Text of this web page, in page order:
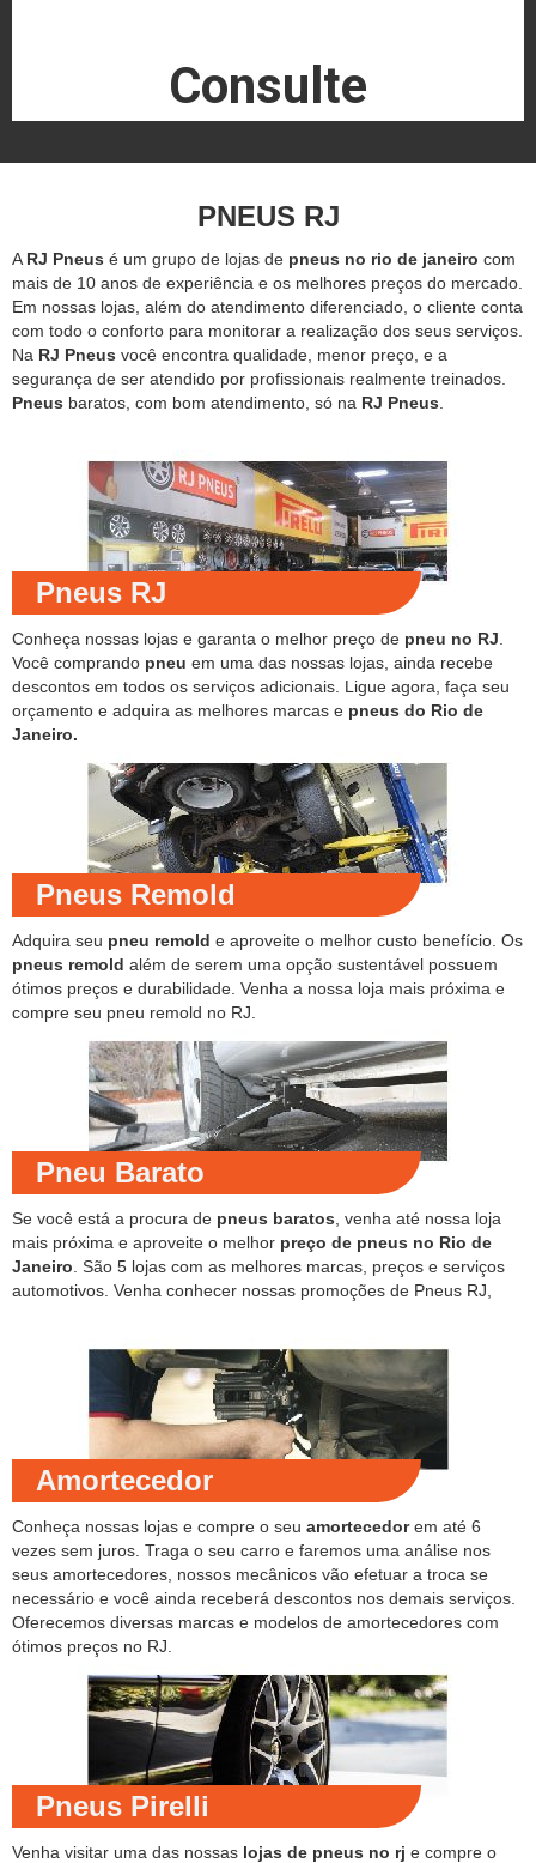
Consulte
PNEUS RJ
A RJ Pneus é um grupo de lojas de pneus no rio de janeiro com
mais de 10 anos de experiência e os melhores preços do mercado.
Em nossas lojas, além do atendimento diferenciado, o cliente conta
com todo o conforto para monitorar a realização dos seus serviços.
Na RJ Pneus você encontra qualidade, menor preço, e a
segurança de ser atendido por profissionais realmente treinados.
Pneus baratos, com bom atendimento, só na RJ Pneus
Pneus RJ
Conheça nossas lojas e garanta o melhor preço de pneu no RJ
Você comprando pneu em uma das nossas lojas, ainda recebe
descontos em todos os serviços adicionais. Ligue agora, faça seu
orçamento e adquira as melhores marcas e pneus do Rio de
Janeiro.
Pneus Remold
Adquira seu pneu remold e aproveite o melhor custo benefício. Os
pneus remold além de serem uma opção sustentável possuem
ótimos preços e durabilidade. Venha a nossa loja mais próxima e
compre seu pneu remold no RJ.
Pneu Barato
Se você está a procura de pneus baratos , venha até nossa loja
mais próxima e aproveite o melhor preço de pneus no Rio de
Janeiro . São 5 lojas com as melhores marcas, preços e serviços
automotivos. Venha conhecer nossas promoções de Pneus RJ,
Amortecedor
Conheça nossas lojas e compre o seu amortecedorem até 6
vezes sem juros. Traga o seu carro e faremos uma análise nos
seus amortecedores, nossos mecânicos vão efetuar a troca se
necessário e você ainda receberá descontos nos demais serviços.
Oferecemos diversas marcas e modelos de amortecedores com
ótimos preços no RJ.
Pneus Pirelli
Venha visitar uma das nossas lojas de pneus no rj e compre o